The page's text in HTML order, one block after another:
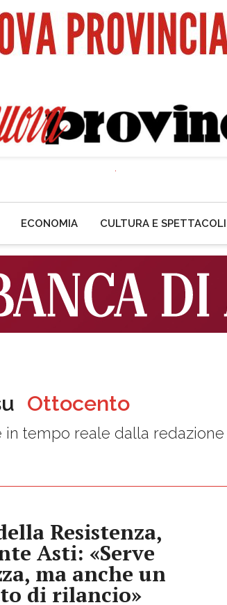
ECONOMIA CULTURA E SPETTACOLI
Ottocento
in tempo reale dalla redazione
Resistenza,
Asti: «Serve
ma anche un
di rilancio»